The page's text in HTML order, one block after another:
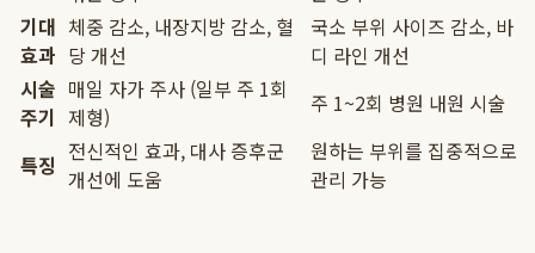
기대
효과
체중 감소, 내장지방 감소, 혈
당 개선
국소 부위 사이즈 감소, 바
디 라인 개선
시술
주기
매일 자가 주사 (일부 주 1회
제형)
주 1~2회 병원 내원 시술
특징 전신적인 효과, 대사 증후군
개선에 도움
원하는 부위를 집중적으로
관리 가능